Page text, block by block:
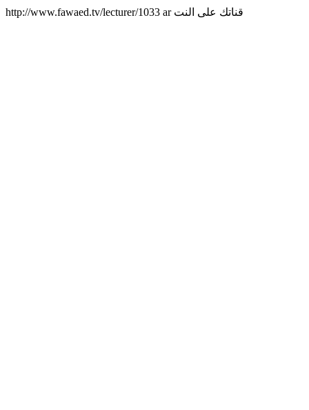
http://www.fawaed.tv/lecturer/1033 ar قناتك على النت